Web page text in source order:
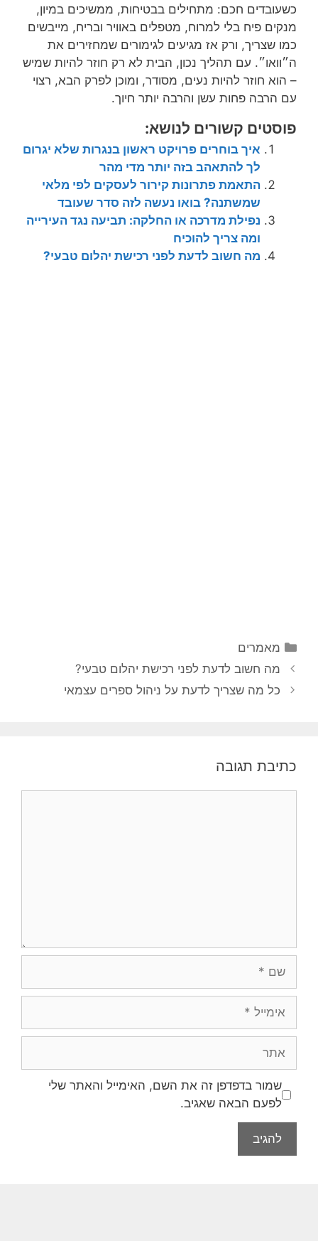
כשעובדים חכם: מתחילים בבטיחות, ממשיכים במיון,
מנקים פיח בלי למרוח, מטפלים באוויר ובריח, מייבשים
כמו שצריך, ורק אז מגיעים לגימורים שמחזירים את
ה״וואו״. עם תהליך נכון, הבית לא רק חוזר להיות שמיש
– הוא חוזר להיות נעים, מסודר, ומוכן לפרק הבא, רצוי
עם הרבה פחות עשן והרבה יותר חיוך.
פוסטים קשורים לנושא:
איך בוחרים פרויקט ראשון בנגרות שלא יגרום
לך להתאהב בזה יותר מדי מהר
התאמת פתרונות קירור לעסקים לפי מלאי
שמשתנה? בואו נעשה לזה סדר שעובד
נפילת מדרכה או החלקה: תביעה נגד העירייה
ומה צריך להוכיח
מה חשוב לדעת לפני רכישת יהלום טבעי?
מאמרים
מה חשוב לדעת לפני רכישת יהלום טבעי?
כל מה שצריך לדעת על ניהול ספרים עצמאי
כתיבת תגובה
שמור בדפדפן זה את השם, האימייל והאתר שלי
לפעם הבאה שאגיב.